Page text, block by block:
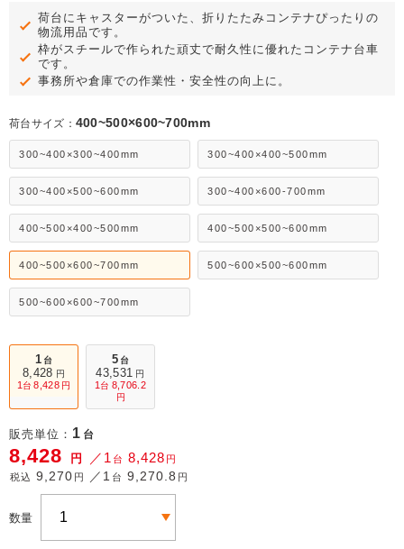
荷台にキャスターがついた、折りたたみコンテナぴったりの
物流用品です。
枠がスチールで作られた頑丈で耐久性に優れたコンテナ台車
です。
事務所や倉庫での作業性・安全性の向上に。
荷台サイズ： 400~500×600~700mm
300~400×300~400mm 300~400×400~500mm
300~400×500~600mm 300~400×600-700mm
400~500×400~500mm 400~500×500~600mm
400~500×600~700mm 500~600×500~600mm
500~600×600~700mm
1 台
8,428 円
1 台 8,428 円
5 台
43,531 円
1 台 8,706.2
円
販売単位： 1 台
8,428 円 ／1 台 8,428 円
税込 9,270 円 ／1 台 9,270.8 円
数量